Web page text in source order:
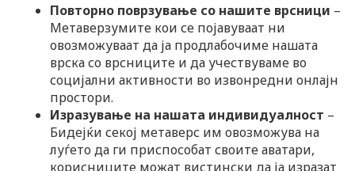
Повторно поврзување со нашите врсници –
Метаверзумите кои се појавуваат ни
овозможуваат да ја продлабочиме нашата
врска со врсниците и да учествуваме во
социјални активности во извонредни онлајн
простори.
Изразување на нашата индивидуалност –
Бидејќи секој метаверс им овозможува на
луѓето да ги приспособат своите аватари,
корисниците можат вистински да ја изразат